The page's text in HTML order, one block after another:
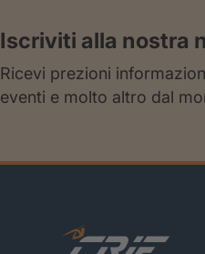
Iscriviti alla nostra
Ricevi prezioni
eventi e molto altro dal